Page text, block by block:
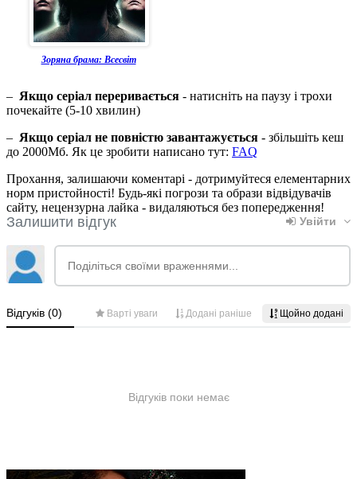
Зоряна брама: Всесвіт
– Якщо серіал переривається - натисніть на паузу і трохи
почекайте (5-10 хвилин)
– Якщо серіал не повністю завантажується - збільшіть кеш
до 2000Мб. Як це зробити написано тут: FAQ
Прохання, залишаючи коментарі - дотримуйтеся елементарних
норм пристойності! Будь-які погрози та образи відвідувачів
сайту, нецензурна лайка - видаляються без попередження!